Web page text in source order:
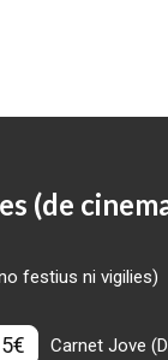
(de
festius ni vigilies)
5€ Carnet Jove